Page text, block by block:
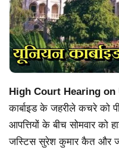
High Court Hearing on
कार्बाइड के जहरीले कचरे को
आपत्तियों के बीच सोमवार को
जस्टिस सुरेश कुमार कैत और